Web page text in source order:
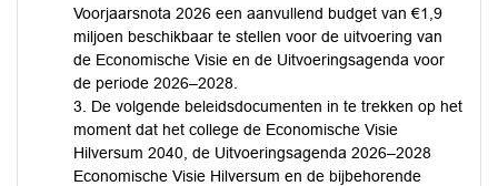
Voorjaarsnota 2026 een aanvullend budget van €1,9
miljoen beschikbaar te stellen voor de uitvoering van
de Economische Visie en de Uitvoeringsagenda voor
de periode 2026–2028.
3. De volgende beleidsdocumenten in te trekken op het
moment dat het college de Economische Visie
Hilversum 2040, de Uitvoeringsagenda 2026–2028
Economische Visie Hilversum en de bijbehorende